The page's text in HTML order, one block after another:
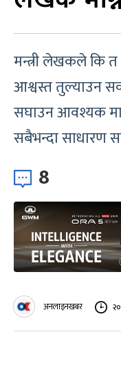
मन्त्री लेखकले कि त
आश्वस्त तुल्याउन
सघाउन आवश्यक
सबैभन्दा साधारण
8
अनलाइनखबर